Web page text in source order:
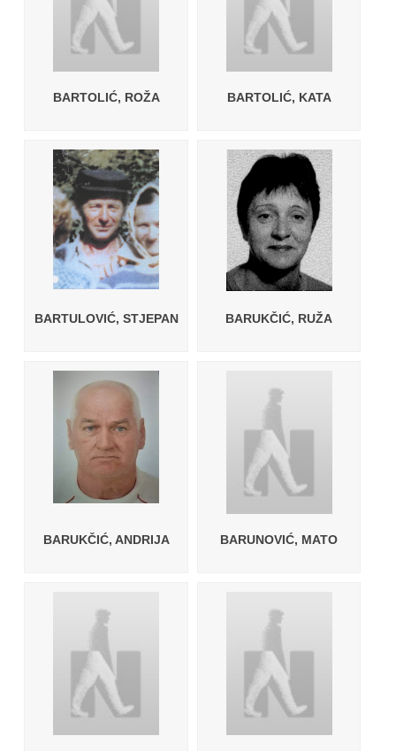
BARTOLIĆ, ROŽA BARTOLIĆ, KATA
BARTULOVIĆ, STJEPAN BARUKČIĆ, RUŽA
BARUKČIĆ, ANDRIJA BARUNOVIĆ, MATO